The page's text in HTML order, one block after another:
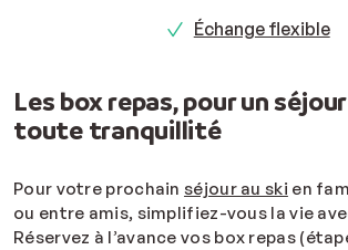
Échange flexible
Les box repas, pour un
toute tranquillité
Pour votre prochainséjour au ski en
ou entre amis, simplifiez-vous la vie
Réservez à l’avance vos box repas